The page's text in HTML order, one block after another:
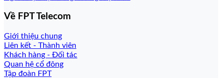
Về FPT Telecom
Giới thiệu chung
Liên kết - Thành viên
Khách hàng - Đối tác
Quan hệ cổ đông
Tập đoàn FPT